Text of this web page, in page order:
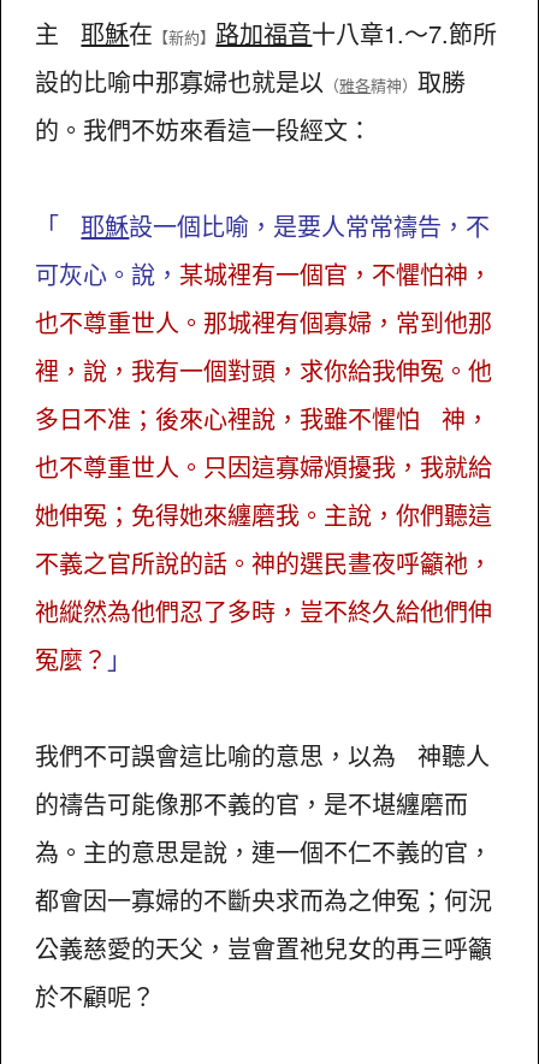
主耶穌在 【新約】路加福音十八章1.～7.節所
設的比喻中那寡婦也就是以 （雅各精神）取勝
的。我們不妨來看這一段經文：
「耶穌設一個比喻，是要人常常禱告，不
可灰心。說， 某城裡有一個官，不懼怕神，
也不尊重世人。那城裡有個寡婦，常到他那
裡，說，我有一個對頭，求你給我伸冤。他
多日不准；後來心裡說，我雖不懼怕 神，
也不尊重世人。只因這寡婦煩擾我，我就給
她伸冤；免得她來纏磨我。主說，你們聽這
不義之官所說的話。神的選民晝夜呼籲祂，
祂縱然為他們忍了多時，豈不終久給他們伸
冤麼？ 」
我們不可誤會這比喻的意思，以為 神聽人
的禱告可能像那不義的官，是不堪纏磨而
為。主的意思是說，連一個不仁不義的官，
都會因一寡婦的不斷央求而為之伸冤；何況
公義慈愛的天父，豈會置祂兒女的再三呼籲
於不顧呢？